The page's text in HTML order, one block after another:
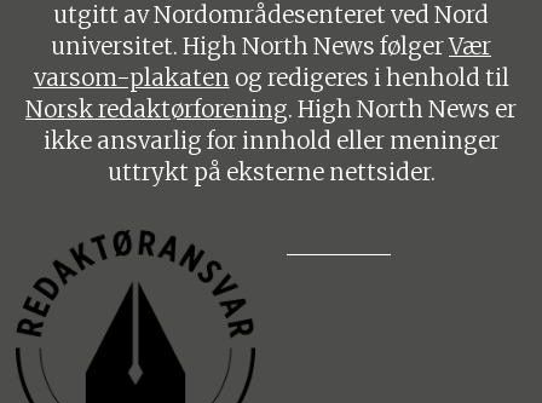
utgitt av Nordområdesenteret ved Nord
universitet. High North News følgerVær
varsom-plakaten og redigeres i henhold til
Norsk redaktørforening. High North News er
ikke ansvarlig for innhold eller meninger
uttrykt på eksterne nettsider.